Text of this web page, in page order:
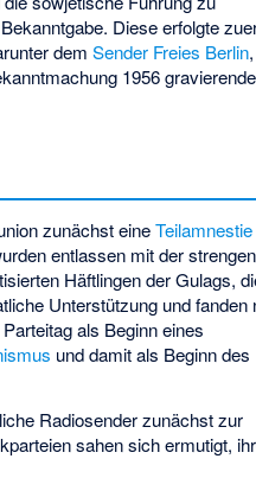
Diese erfolgte
demSender Freies Berlin
1956
zunächst eineTeilamnestie
entlassen mit der strengen
Häftlingen der Gulags,
Unterstützung und fanden
als Beginn eines
und damit als Beginn des
Radiosender zunächst zur
sahen sich ermutigt,